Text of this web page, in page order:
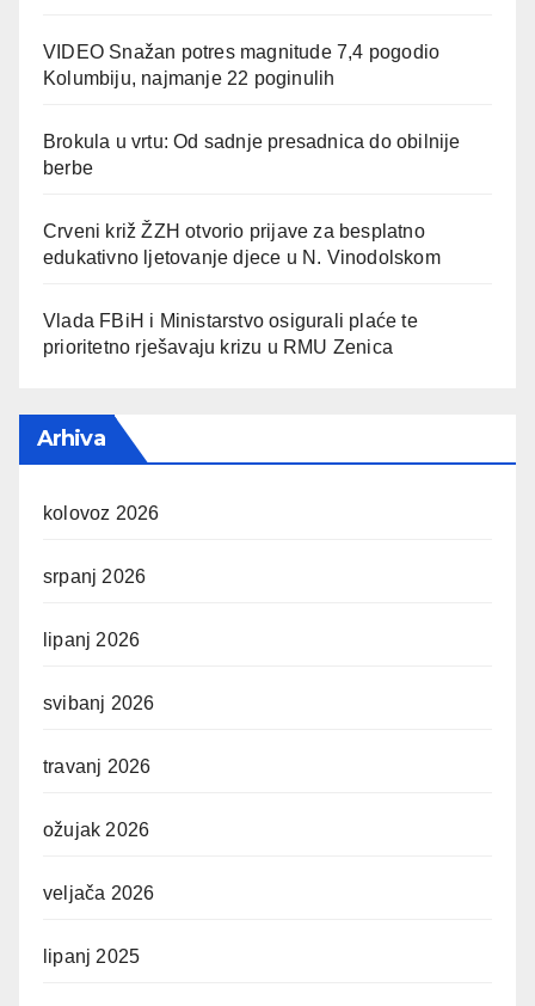
VIDEO Snažan potres magnitude 7,4 pogodio
Kolumbiju, najmanje 22 poginulih
Brokula u vrtu: Od sadnje presadnica do obilnije
berbe
Crveni križ ŽZH otvorio prijave za besplatno
edukativno ljetovanje djece u N. Vinodolskom
Vlada FBiH i Ministarstvo osigurali plaće te
prioritetno rješavaju krizu u RMU Zenica
Arhiva
kolovoz 2026
srpanj 2026
lipanj 2026
svibanj 2026
travanj 2026
ožujak 2026
veljača 2026
lipanj 2025